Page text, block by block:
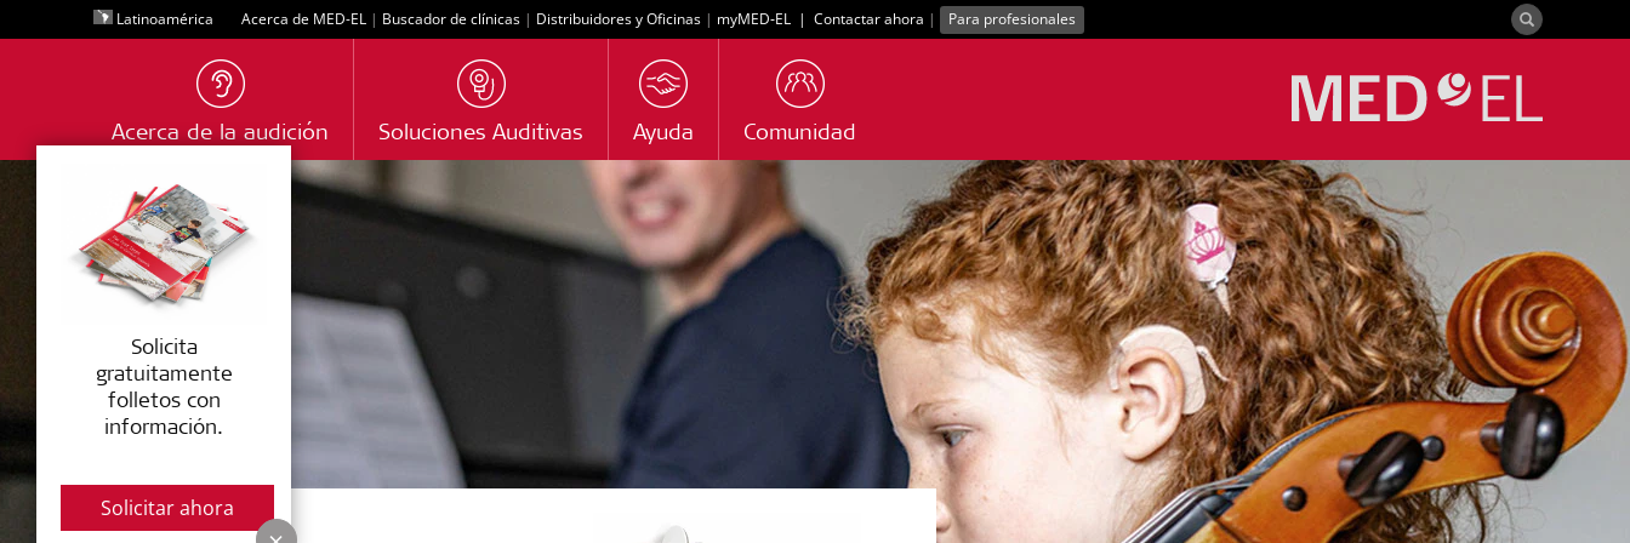
Latinoamérica Acerca de MED-EL | Buscador de clínicas | Distribuidores y Oficinas | myMED‑EL | Contactar ahora | Para profesionales
Acerca de la audición Soluciones Auditivas Ayuda Comunidad
Solicita
gratuitamente
folletos con
información.
Solicitar ahora